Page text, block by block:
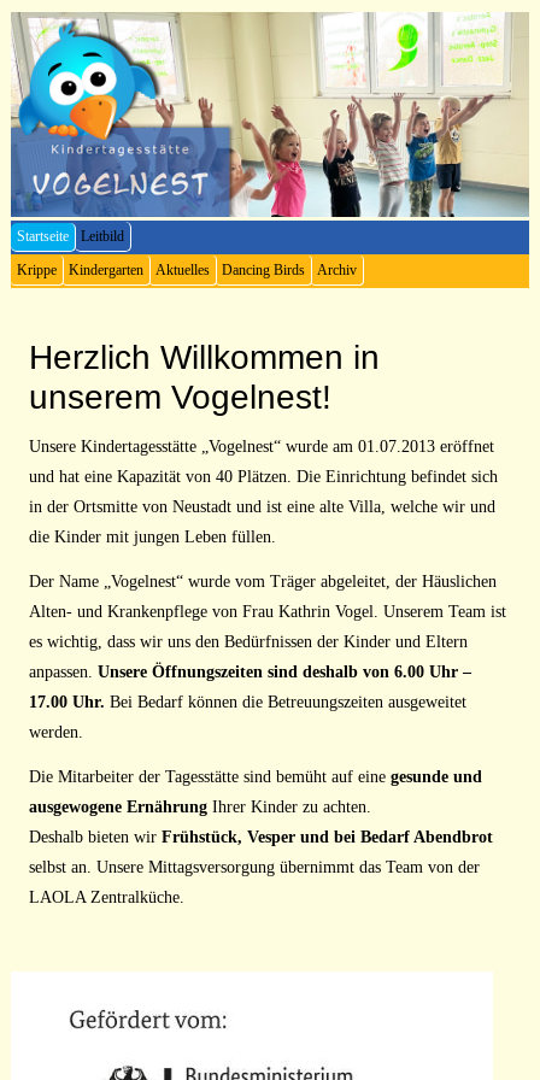
Startseite
Leitbild
Krippe
Kindergarten Aktuelles Dancing Birds Archiv
Herzlich Willkommen in
unserem Vogelnest!
Unsere Kindertagesstätte „Vogelnest“ wurde am 01.07.2013 eröffnet
und hat eine Kapazität von 40 Plätzen. Die Einrichtung befindet sich
in der Ortsmitte von Neustadt und ist eine alte Villa, welche wir und
die Kinder mit jungen Leben füllen.
Der Name „Vogelnest“ wurde vom Träger abgeleitet, der Häuslichen
Alten- und Krankenpflege von Frau Kathrin Vogel. Unserem Team ist
es wichtig, dass wir uns den Bedürfnissen der Kinder und Eltern
anpassen. Unsere Öffnungszeiten sind deshalb von 6.00 Uhr –
17.00 Uhr. Bei Bedarf können die Betreuungszeiten ausgeweitet
werden.
Die Mitarbeiter der Tagesstätte sind bemüht auf eine gesunde und
ausgewogene ErnährungIhrer Kinder zu achten.
Deshalb bieten wir Frühstück, Vesper und bei Bedarf Abendbrot
selbst an. Unsere Mittagsversorgung übernimmt das Team von der
LAOLA Zentralküche.